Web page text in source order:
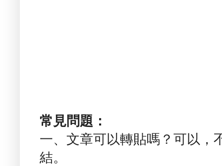
常見問題：
一、文章可以轉貼嗎？可以，
結。